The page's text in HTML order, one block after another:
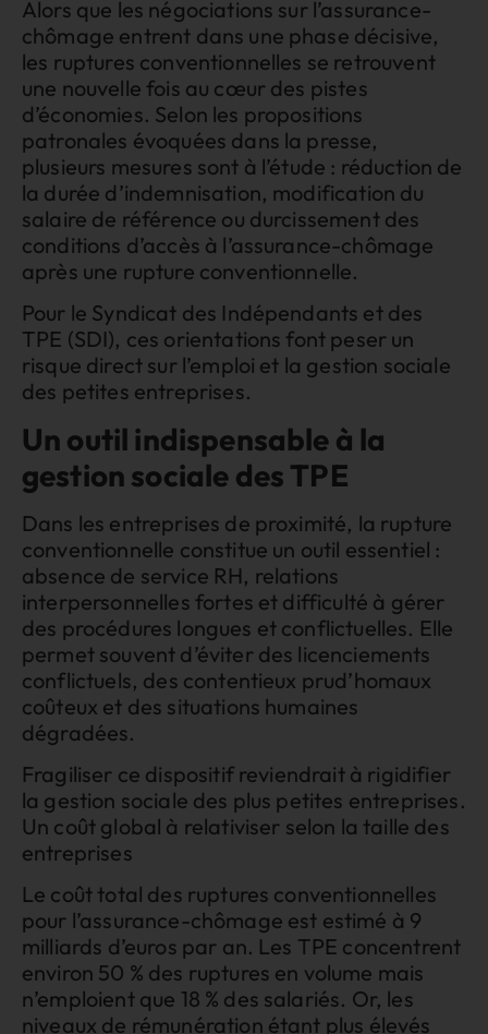
Alors que les négociations sur l’assurance-
chômage entrent dans une phase décisive,
les ruptures conventionnelles se retrouvent
une nouvelle fois au cœur des pistes
d’économies. Selon les propositions
patronales évoquées dans la presse,
plusieurs mesures sont à l’étude : réduction de
la durée d’indemnisation, modification du
salaire de référence ou durcissement des
conditions d’accès à l’assurance-chômage
après une rupture conventionnelle.
Pour le Syndicat des Indépendants et des
TPE (SDI), ces orientations font peser un
risque direct sur l’emploi et la gestion sociale
des petites entreprises.
Un outil indispensable à la
gestion sociale des TPE
Dans les entreprises de proximité, la rupture
conventionnelle constitue un outil essentiel :
absence de service RH, relations
interpersonnelles fortes et difficulté à gérer
des procédures longues et conflictuelles. Elle
permet souvent d’éviter des licenciements
conflictuels, des contentieux prud’homaux
coûteux et des situations humaines
dégradées.
Fragiliser ce dispositif reviendrait à rigidifier
la gestion sociale des plus petites entreprises.
Un coût global à relativiser selon la taille des
entreprises
Le coût total des ruptures conventionnelles
pour l’assurance-chômage est estimé à 9
milliards d’euros par an. Les TPE concentrent
environ 50 % des ruptures en volume mais
n’emploient que 18 % des salariés. Or, les
niveaux de rémunération étant plus élevés